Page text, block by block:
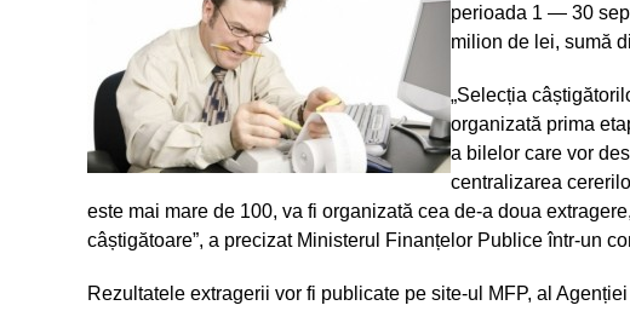
perioada 1 — 30
milion de lei, sumă
„Selecția
organizată prima
a bilelor care vor
centralizarea
este mai mare de 100, va fi organizată cea de-a doua
câștigătoare”, a precizat Ministerul Finanțelor Publice într-un
Rezultatele extragerii vor fi publicate pe site-ul MFP, al